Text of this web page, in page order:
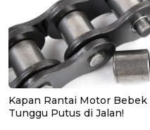
Kapan Rantai Motor
Tunggu Putus di Jalan!